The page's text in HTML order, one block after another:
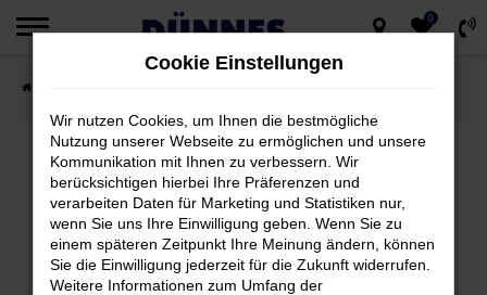
Zum
springen
0
FEHLER: NETWORK ERROR
Beim Laden ist ein Fehler aufgetreten.
Hier sind ein paar Tipps, die dir helfen können:
Cookie Einstellungen
Wir nutzen Cookies, um Ihnen die bestmögliche
Nutzung unserer Webseite zu ermöglichen und unsere
Kommunikation mit Ihnen zu verbessern. Wir
berücksichtigen hierbei Ihre Präferenzen und
verarbeiten Daten für Marketing und Statistiken nur,
wenn Sie uns Ihre Einwilligung geben. Wenn Sie zu
einem späteren Zeitpunkt Ihre Meinung ändern, können
Sie die Einwilligung jederzeit für die Zukunft widerrufen.
Weitere Informationen zum Umfang der